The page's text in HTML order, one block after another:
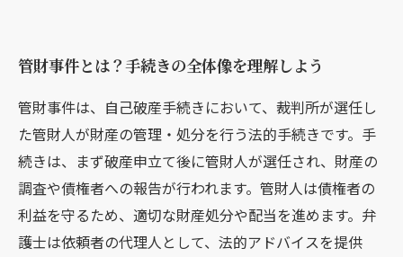
め
管財事件とは？手続きの全体像を理解しよう
管財事件は、自己破産手続きにおいて、裁判所が選任し
た管財人が財産の管理・処分を行う法的手続きです。手
続きは、まず破産申立て後に管財人が選任され、財産の
調査や債権者への報告が行われます。管財人は債権者の
利益を守るため、適切な財産処分や配当を進めます。弁
護士は依頼者の代理人として、法的アドバイスを提供